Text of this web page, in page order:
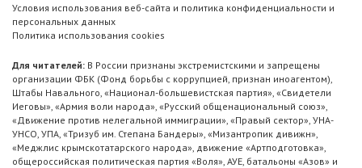
Условия использования веб-сайта и политика конфиденциальности и
персональных данных
Политика использования cookies
Для читателей: В России признаны экстремистскими и запрещены
организации ФБК (Фонд борьбы с коррупцией, признан иноагентом),
Штабы Навального, «Национал-большевистская партия», «Свидетели
Иеговы», «Армия воли народа», «Русский общенациональный союз»,
«Движение против нелегальной иммиграции», «Правый сектор», УНА-
УНСО, УПА, «Тризуб им. Степана Бандеры», «Мизантропик дивижн»,
«Меджлис крымскотатарского народа», движение «Артподготовка»,
общероссийская политическая партия «Воля», АУЕ, батальоны «Азов» и